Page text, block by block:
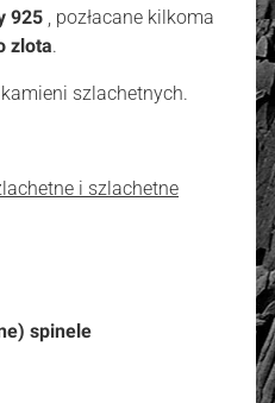
925 , pozłacane kilkoma
zlota.
szlachetnych.
i szlachetne
spinele